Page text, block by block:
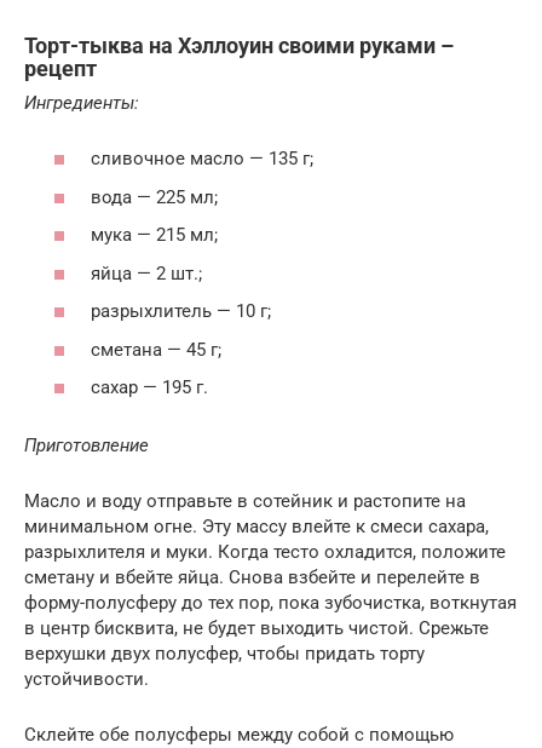
Торт-тыква на Хэллоуин своими руками –
рецепт
Ингредиенты:
сливочное масло — 135 г;
вода — 225 мл;
мука — 215 мл;
яйца — 2 шт.;
разрыхлитель — 10 г;
сметана — 45 г;
сахар — 195 г.
Приготовление
Масло и воду отправьте в сотейник и растопите на
минимальном огне. Эту массу влейте к смеси сахара,
разрыхлителя и муки. Когда тесто охладится, положите
сметану и вбейте яйца. Снова взбейте и перелейте в
форму-полусферу до тех пор, пока зубочистка, воткнутая
в центр бисквита, не будет выходить чистой. Срежьте
верхушки двух полусфер, чтобы придать торту
устойчивости.
Склейте обе полусферы между собой с помощью